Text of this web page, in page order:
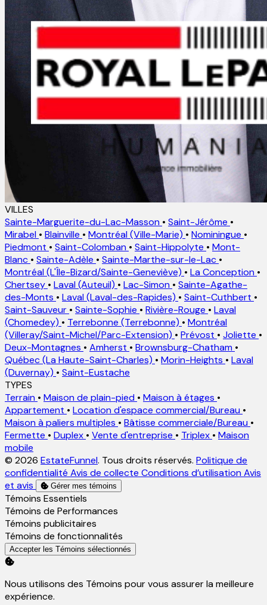
VILLES
Sainte-Marguerite-du-Lac-Masson • Saint-Jérôme •
Mirabel • Blainville • Montréal (Ville-Marie) • Nominingue •
Piedmont • Saint-Colomban • Saint-Hippolyte • Mont-
Blanc • Sainte-Adèle • Sainte-Marthe-sur-le-Lac •
Montréal (L'Île-Bizard/Sainte-Geneviève) • La Conception •
Chertsey • Laval (Auteuil) • Lac-Simon • Sainte-Agathe-
des-Monts • Laval (Laval-des-Rapides) • Saint-Cuthbert •
Saint-Sauveur • Sainte-Sophie • Rivière-Rouge • Laval
(Chomedey) • Terrebonne (Terrebonne) • Montréal
(Villeray/Saint-Michel/Parc-Extension) • Prévost • Joliette •
Deux-Montagnes • Amherst • Brownsburg-Chatham •
Québec (La Haute-Saint-Charles) • Morin-Heights • Laval
(Duvernay) • Saint-Eustache
TYPES
Terrain • Maison de plain-pied • Maison à étages •
Appartement • Location d'espace commercial/Bureau •
Maison à paliers multiples • Bâtisse commerciale/Bureau •
Fermette • Duplex • Vente d'entreprise • Triplex • Maison
mobile
© 2026 EstateFunnel. Tous droits réservés. Politique de
confidentialité Avis de collecte Conditions d’utilisation Avis
et avis
Gérer mes témoins
Activer
Témoins Essentiels
Activer
Témoins de Performances
Activer
Témoins publicitaires
Activer
Témoins de fonctionnalités
Accepter les Témoins sélectionnés
Nous utilisons des Témoins pour vous assurer la meilleure
expérience.